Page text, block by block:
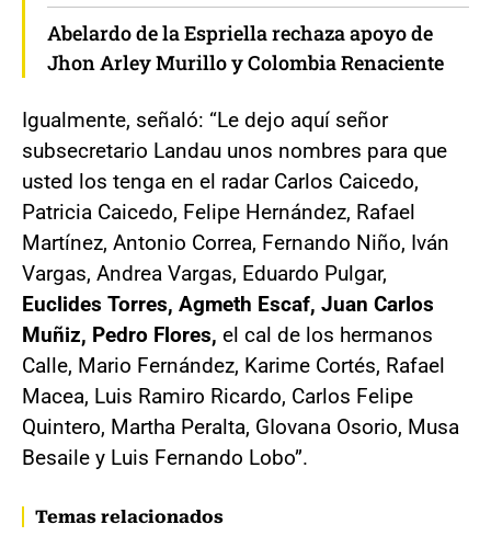
Abelardo de la Espriella rechaza apoyo de
Jhon Arley Murillo y Colombia Renaciente
Igualmente, señaló: “Le dejo aquí señor
subsecretario Landau unos nombres para que
usted los tenga en el radar Carlos Caicedo,
Patricia Caicedo, Felipe Hernández, Rafael
Martínez, Antonio Correa, Fernando Niño, Iván
Vargas, Andrea Vargas, Eduardo Pulgar,
Euclides Torres, Agmeth Escaf, Juan Carlos
Muñiz, Pedro Flores, el cal de los hermanos
Calle, Mario Fernández, Karime Cortés, Rafael
Macea, Luis Ramiro Ricardo, Carlos Felipe
Quintero, Martha Peralta, GIovana Osorio, Musa
Besaile y Luis Fernando Lobo”.
Temas relacionados